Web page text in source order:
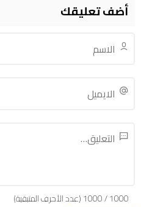
أضف تعليقك
1000
/
1000(عدد الأحرف المتبقية)